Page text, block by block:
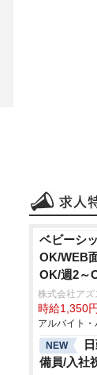
ベビーシ
OK/WEB
OK/週2～
株式会社アズ
時給1,350
アルバイト
NEW
備員/入社